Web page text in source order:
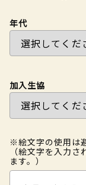
年代
加入生協
※絵文字の使用は
（絵文字を入力
ます。）